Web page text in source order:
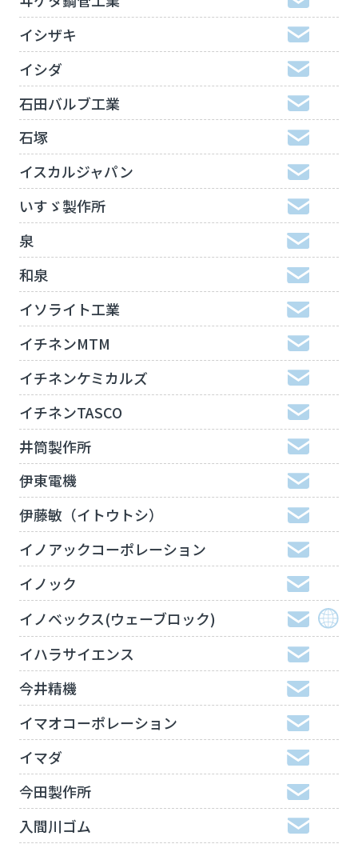
イシザキ
イシダ
石田バルブ工業
石塚
イスカルジャパン
いすゞ製作所
泉
和泉
イソライト工業
イチネンMTM
イチネンケミカルズ
イチネンTASCO
井筒製作所
伊東電機
伊藤敏（イトウトシ）
イノアックコーポレーション
イノック
イノベックス(ウェーブロック)
イハラサイエンス
今井精機
イマオコーポレーション
イマダ
今田製作所
入間川ゴム